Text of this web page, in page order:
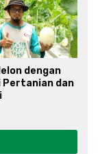
dengan
Pertanian dan